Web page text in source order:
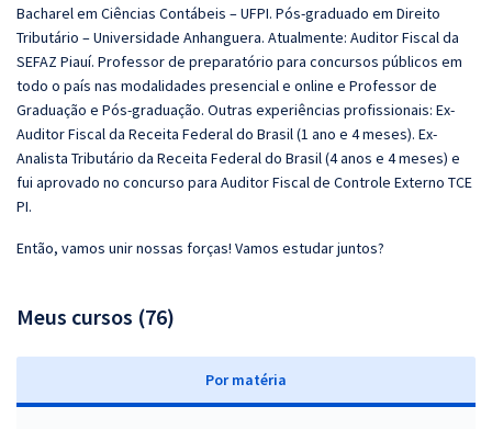
Bacharel em Ciências Contábeis – UFPI. Pós-graduado em Direito
Tributário – Universidade Anhanguera. Atualmente: Auditor Fiscal da
SEFAZ Piauí. Professor de preparatório para concursos públicos em
todo o país nas modalidades presencial e online e Professor de
Graduação e Pós-graduação. Outras experiências profissionais: Ex-
Auditor Fiscal da Receita Federal do Brasil (1 ano e 4 meses). Ex-
Analista Tributário da Receita Federal do Brasil (4 anos e 4 meses) e
fui aprovado no concurso para Auditor Fiscal de Controle Externo TCE
PI.
Então, vamos unir nossas forças! Vamos estudar juntos?
Meus cursos (76)
Por matéria